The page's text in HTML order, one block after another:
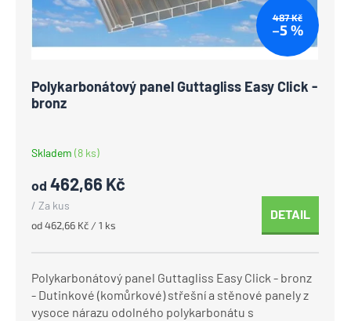
487 Kč
–5 %
Polykarbonátový panel Guttagliss Easy Click -
bronz
Skladem (8 ks)
od 462,66 Kč
/ Za kus
Měrná
od 462,66 Kč / 1 ks
DETAIL
Polykarbonátový panel Guttagliss Easy Click - bronz
- Dutinkové (komůrkové) střešní a stěnové panely z
vysoce nárazu odolného polykarbonátu s